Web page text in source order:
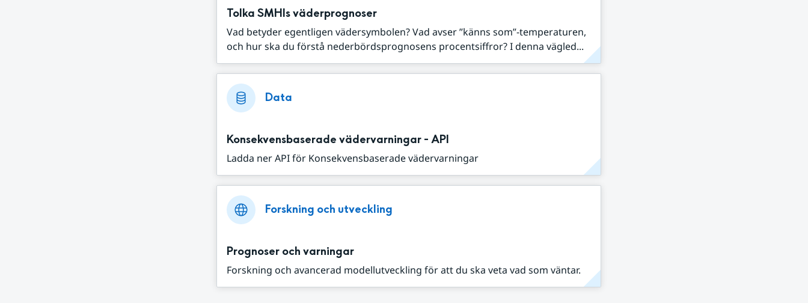
Tolka SMHIs väderprognoser
Vad betyder egentligen vädersymbolen? Vad avser ”känns som”-temperaturen,
och hur ska du förstå nederbördsprognosens procentsiffror? I denna vägled...
Data
Konsekvensbaserade vädervarningar - API
Ladda ner API för Konsekvensbaserade vädervarningar
Forskning och utveckling
Prognoser och varningar
Forskning och avancerad modellutveckling för att du ska veta vad som väntar.